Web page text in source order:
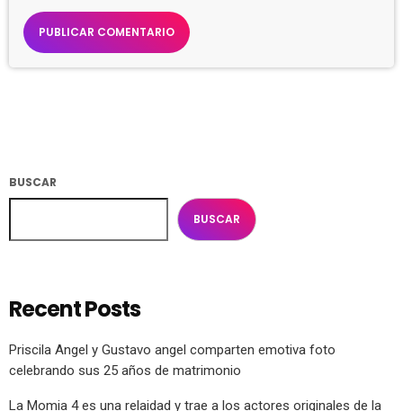
BUSCAR
BUSCAR
Recent Posts
Priscila Angel y Gustavo angel comparten emotiva foto
celebrando sus 25 años de matrimonio
La Momia 4 es una relaidad y trae a los actores originales de la